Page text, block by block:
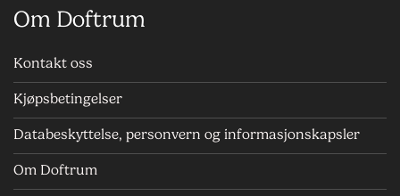
Om Doftrum
Kontakt oss
Kjøpsbetingelser
Databeskyttelse, personvern og informasjonskapsler
Om Doftrum